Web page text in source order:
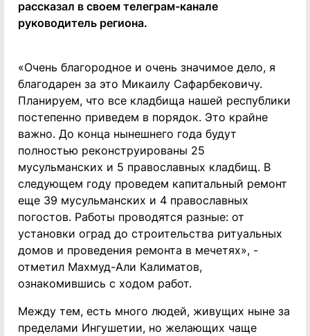
рассказал в своем телеграм-канале
руководитель региона.
«Очень благородное и очень значимое дело, я
благодарен за это Микаилу Сафарбековичу.
Планируем, что все кладбища нашей республики
постепенно приведем в порядок. Это крайне
важно. До конца нынешнего года будут
полностью реконструированы 25
мусульманских и 5 православных кладбищ. В
следующем году проведем капитальный ремонт
еще 39 мусульманских и 4 православных
погостов. Работы проводятся разные: от
установки оград до строительства ритуальных
домов и проведения ремонта в мечетях», -
отметил Махмуд-Али Калиматов,
ознакомившись с ходом работ.
Между тем, есть много людей, живущих ныне за
пределами Ингушетии, но желающих чаще